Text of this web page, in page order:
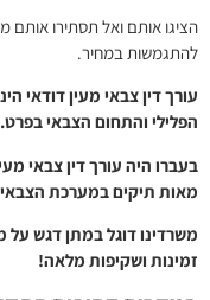
הציגו אותם ואל תסתירו אותם
להתגמשות במחיר.
עורך דין צבאי מעין דודאי
הפלילי והתחום הצבאי בפרט.
בעברו היה עורך דין צבאי
מאות תיקים במערכת
משרדינו דוגל במתן דגש
זמינות ושקיפות מלאה!